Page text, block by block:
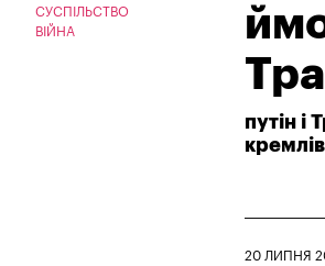
СУСПІЛЬСТВО
ВІЙНА
путін і
20 ЛИПНЯ